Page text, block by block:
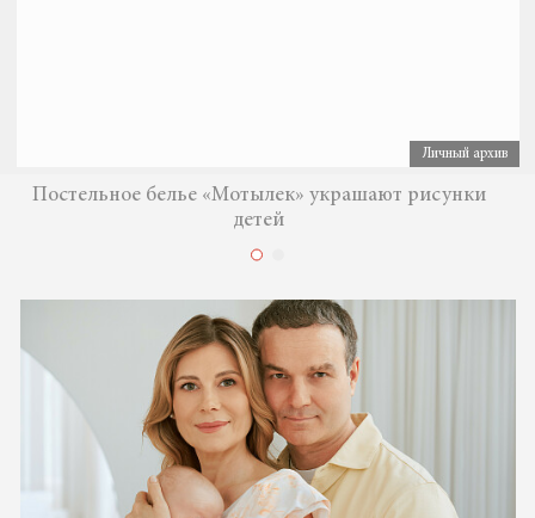
Личный архив
Постельное белье «Мотылек» украшают рисунки
детей